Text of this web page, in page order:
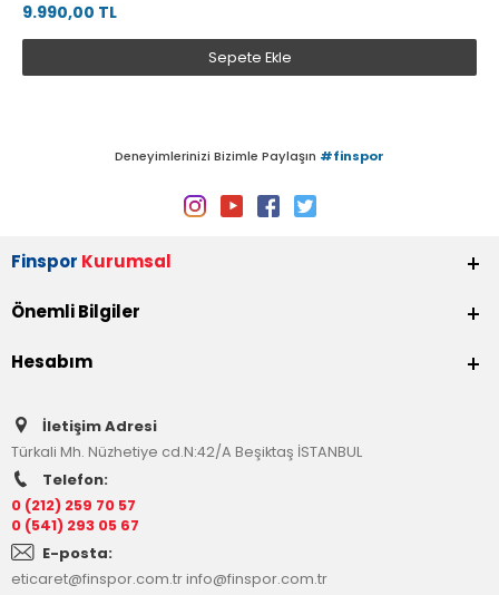
9.990,00 TL
Sepete Ekle
Deneyimlerinizi Bizimle Paylaşın #finspor
Finspor Kurumsal
Önemli Bilgiler
Hesabım
İletişim Adresi
Türkali Mh. Nüzhetiye cd.N:42/A Beşiktaş İSTANBUL
Telefon:
0 (212) 259 70 57
0 (541) 293 05 67
E-posta:
eticaret@finspor.com.trinfo@finspor.com.tr